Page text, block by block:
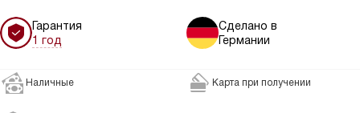
Гарантия
1 год
Сделано в
Германии
Наличные Карта при получении